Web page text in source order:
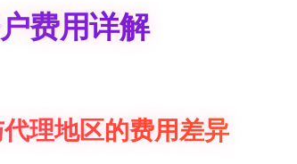
费用详解
理地区的费用差异